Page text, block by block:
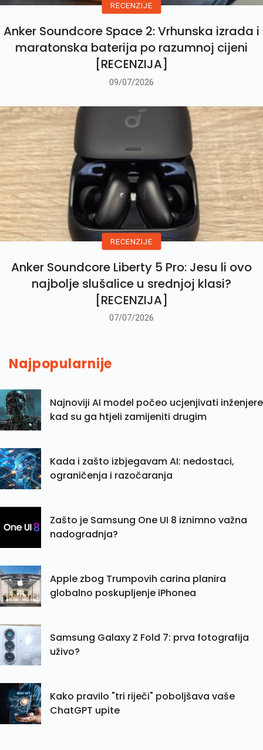
RECENZIJE
Anker Soundcore Space 2: Vrhunska izrada i
maratonska baterija po razumnoj cijeni
[RECENZIJA]
09/07/2026
RECENZIJE
Anker Soundcore Liberty 5 Pro: Jesu li ovo
najbolje slušalice u srednjoj klasi?
[RECENZIJA]
07/07/2026
Najpopularnije
Najnoviji AI model počeo ucjenjivati inženjere
kad su ga htjeli zamijeniti drugim
Kada i zašto izbjegavam AI: nedostaci,
ograničenja i razočaranja
Zašto je Samsung One UI 8 iznimno važna
nadogradnja?
Apple zbog Trumpovih carina planira
globalno poskupljenje iPhonea
Samsung Galaxy Z Fold 7: prva fotografija
uživo?
Kako pravilo "tri riječi" poboljšava vaše
ChatGPT upite